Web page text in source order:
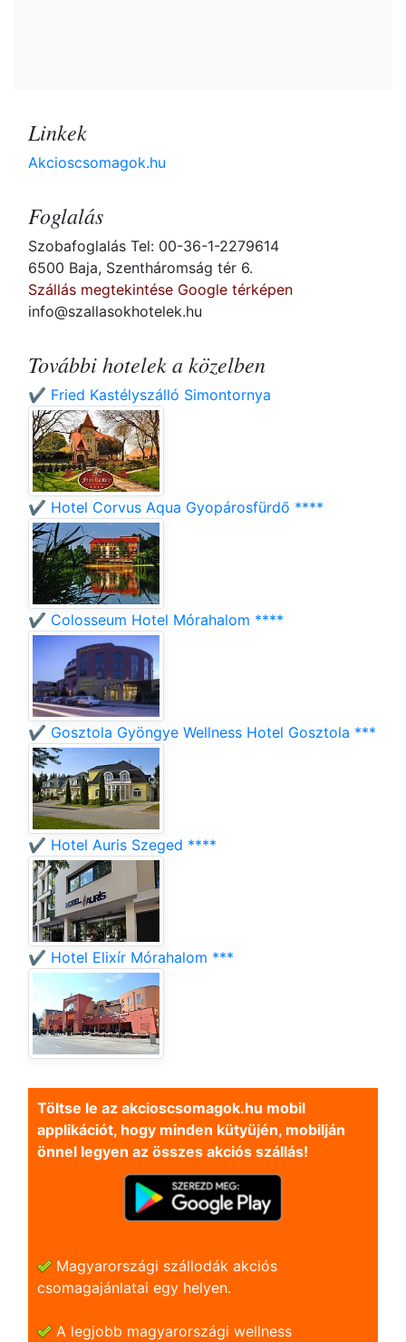
Linkek
Akcioscsomagok.hu
Foglalás
Szobafoglalás Tel: 00-36-1-2279614
6500 Baja, Szentháromság tér 6.
Szállás megtekintése Google térképen
info@szallasokhotelek.hu
További hotelek a közelben
✔️ Fried Kastélyszálló Simontornya
✔️ Hotel Corvus Aqua Gyopárosfürdő ****
✔️ Colosseum Hotel Mórahalom ****
✔️ Gosztola Gyöngye Wellness Hotel Gosztola ***
✔️ Hotel Auris Szeged ****
✔️ Hotel Elixír Mórahalom ***
Töltse le az akcioscsomagok.hu mobil
applikációt, hogy minden kütyüjén, mobilján
önnel legyen az összes akciós szállás!
Magyarországi szállodák akciós
csomagajánlatai egy helyen.
A legjobb magyarországi wellness